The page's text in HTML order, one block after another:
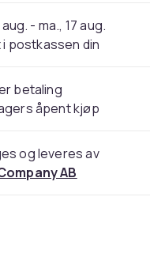
aug. - ma., 17 aug.
postkassen din
betaling
åpent kjøp
og leveres av
AB